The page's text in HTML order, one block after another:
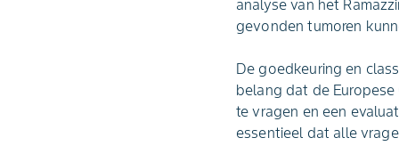
analyse van het
gevonden tumoren
De goedkeuring en
belang dat de
te vragen en een
essentieel dat alle